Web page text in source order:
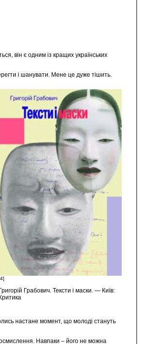
він є одним із кращих українських
і шанувати. Мене це дуже тішить.
Григорій Грабович. Тексти і маски. — Київ:
Критика
настане момент, що молоді стануть
Навпаки – його не можна